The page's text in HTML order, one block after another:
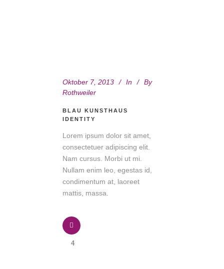
Oktober 7, 2013 In
By
Rothweiler
BLAU KUNSTHAUS
IDENTITY
Lorem ipsum dolor sit amet,
consectetuer adipiscing elit.
Nam cursus. Morbi ut mi.
Nullam enim leo, egestas id,
condimentum at, laoreet
mattis, massa.
4